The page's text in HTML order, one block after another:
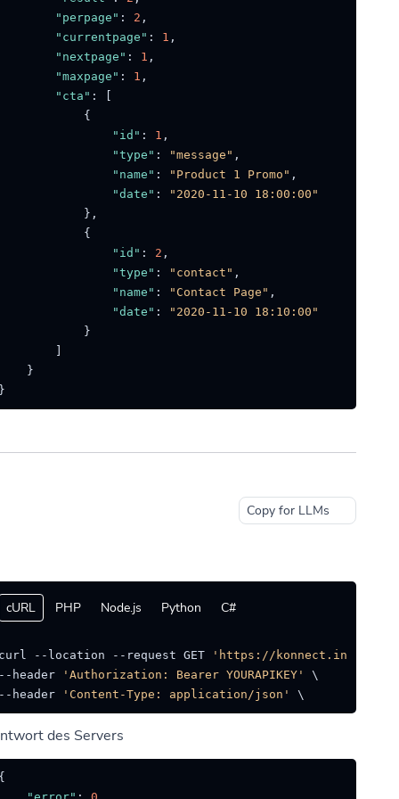
"perpage" : 2 ,
"currentpage" : 1 ,
"nextpage" : 1 ,
"maxpage" : 1 ,
"cta" :
{
"id" : 1 ,
"type" : "message" ,
"name" : "Product 1 Promo" ,
"date" :
"2020-11-10 18:00:00"
} ,
{
"id" : 2 ,
"type" : "contact" ,
"name" : "Contact Page" ,
"date" :
"2020-11-10 18:10:00"
}
}
}
Copy for LLMs
cURL PHP Node.js Python C#
curl --location --request GET
'https://konnect.ing/api/
--header
'Authorization: Bearer YOURAPIKEY'
\
--header
'Content-Type: application/json'
des Servers
{